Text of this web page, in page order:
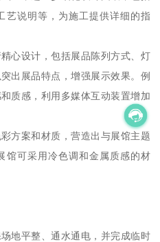
艺说明等，为施工提供详细的指
心设计，包括展品陈列方式、灯
出展品特点，增强展示效果。例
质感，利用多媒体互动装置增加
方案和材质，营造出与展馆主题
馆可采用冷色调和金属质感的材
地平整、通水通电，并完成临时